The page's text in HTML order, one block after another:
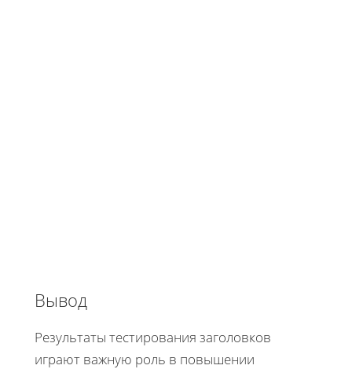
Вывод
Результаты тестирования заголовков
играют важную роль в повышении